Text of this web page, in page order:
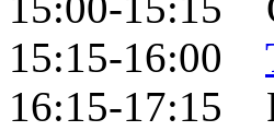
15:15-16:00
16:15-17:15